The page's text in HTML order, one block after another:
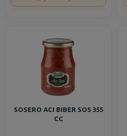
SOSERO ACI BIBER SOS 355
CC